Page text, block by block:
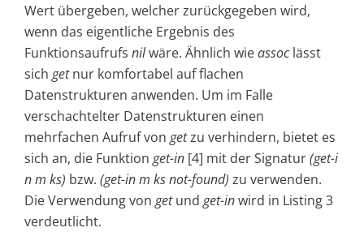
Wert übergeben, welcher zurückgegeben wird,
wenn das eigentliche Ergebnis des
Funktionsaufrufs nilwäre. Ähnlich wieassoclässt
sich getnur komfortabel auf flachen
Datenstrukturen anwenden. Um im Falle
verschachtelter Datenstrukturen einen
mehrfachen Aufruf von getzu verhindern, bietet es
sich an, die Funktion get-in [4] mit der Signatur(get-i
n m ks) bzw. (get-in m ks not-found) zu verwenden.
Die Verwendung von getund get-inwird in Listing 3
verdeutlicht.